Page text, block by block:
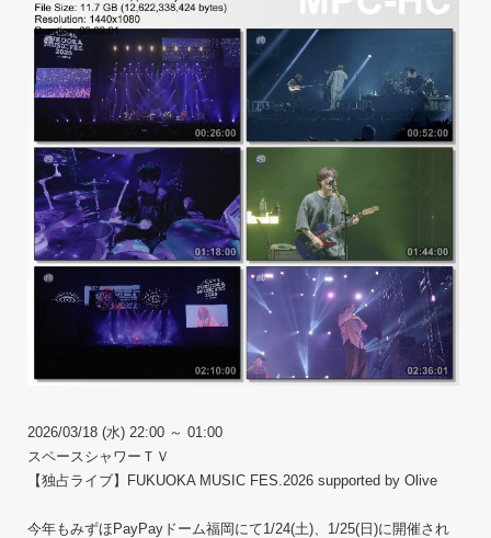
2026/03/18 (水) 22:00 ～ 01:00
スペースシャワーＴＶ
【独占ライブ】FUKUOKA MUSIC FES.2026 supported by Olive
今年もみずほPayPayドーム福岡にて1/24(土)、1/25(日)に開催され